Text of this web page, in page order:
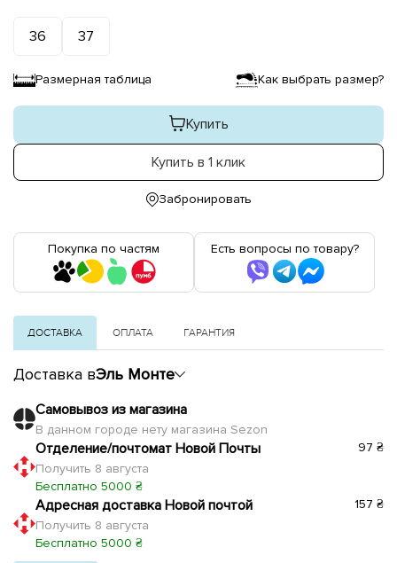
36 37
Размерная таблица Как выбрать размер?
Купить
Купить в 1 клик
Забронировать
Покупка по частям Есть вопросы по товару?
ДОСТАВКА ОПЛАТА ГАРАНТИЯ
Доставка вЭль Монте
Самовывоз из магазина
В данном городе нету магазина Sezon
Отделение/почтомат Новой Почты
Получить 8 августа
Бесплатно 5000 ₴
97 ₴
Адресная доставка Новой почтой
Получить 8 августа
Бесплатно 5000 ₴
157 ₴